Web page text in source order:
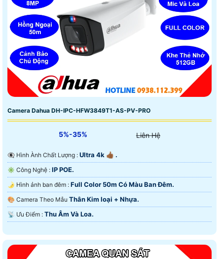
Camera Dahua DH-IPC-HFW3849T1-AS-PV-PRO
5%-35% Liên Hệ
👁️‍🗨 Hình Ành Chất Lượng : Ultra 4k 👍🏾 .
✳️ Công Nghệ : IP POE.
🌛 Hình ảnh ban đêm : Full Color 50m Có Màu Ban Ðêm.
🎨 Camera Theo Mẫu Thân Kim loại + Nhựa.
️📡 Ưu Điểm : Thu Âm Và Loa.